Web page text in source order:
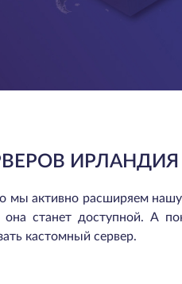
ИРЛАНДИЯ
мы активно расширяем нашу
станет доступной. А
кастомный сервер.